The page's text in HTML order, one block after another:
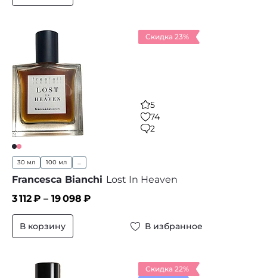
Скидка 23%
5
74
2
30 мл 100 мл ...
Francesca Bianchi Lost In Heaven
3 112₽ – 19 098 ₽
В корзину В избранное
Скидка 22%